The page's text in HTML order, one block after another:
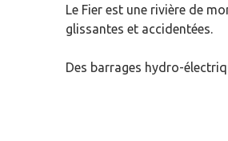
Le Fier est une rivière de
glissantes et accidentées.
Des barrages hydro-